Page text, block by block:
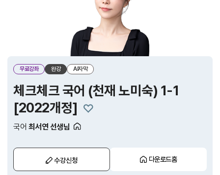
무료강좌 완강 AI자막
체크체크 국어 (천재 노미숙) 1-1
[2022개정]
국어 최서연 선생님
수강신청 다운로드홈